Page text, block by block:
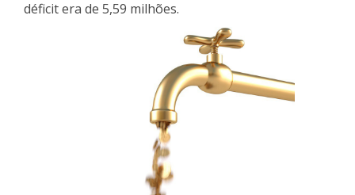
déficit era de 5,59 milhões.